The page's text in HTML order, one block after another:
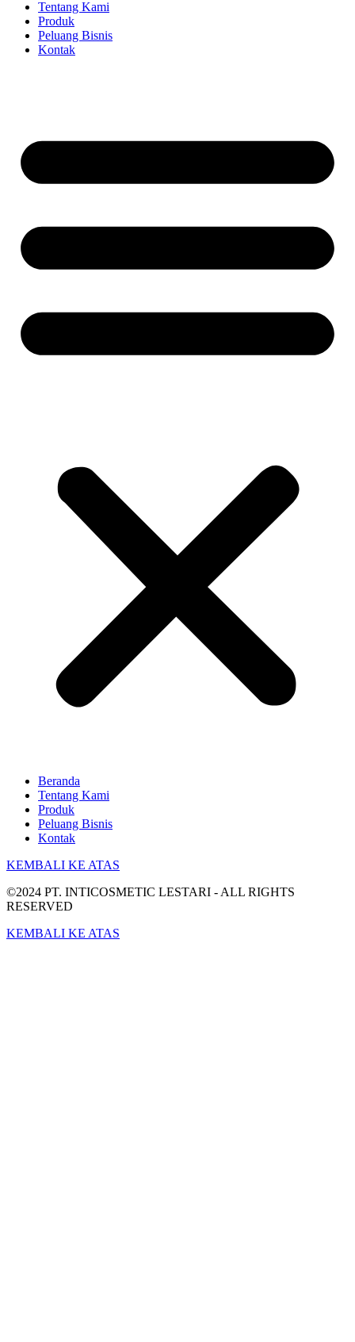
Tentang Kami
Produk
Peluang Bisnis
Kontak
Beranda
Tentang Kami
Produk
Peluang Bisnis
Kontak
KEMBALI KE ATAS
©2024 PT. INTICOSMETIC LESTARI - ALL RIGHTS
RESERVED
KEMBALI KE ATAS